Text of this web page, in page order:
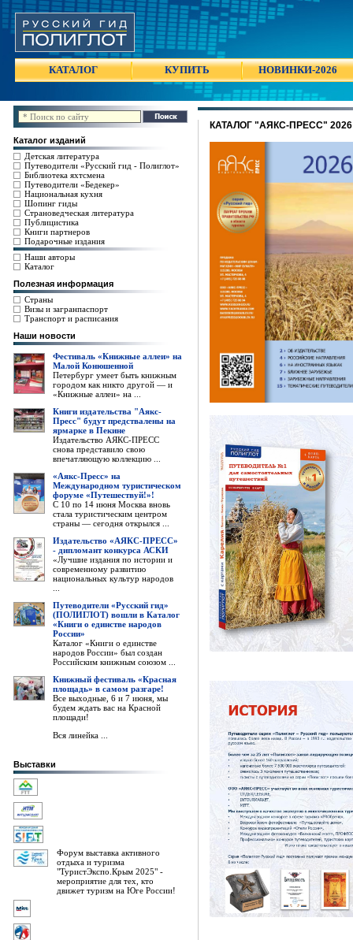
КАТАЛОГ КУПИТЬ НОВИНКИ-2026
Каталог изданий
Детская литература
Путеводители «Русский гид - Полиглот»
Библиотека яхтсмена
Путеводители «Бедекер»
Национальная кухня
Шопинг гиды
Страноведческая литература
Публицистика
Книги партнеров
Подарочные издания
Наши авторы
Каталог
Полезная информация
Страны
Визы и загранпаспорт
Транспорт и расписания
Наши новости
Фестиваль «Книжные аллеи» на
Малой Конюшенной
Петербург умеет быть книжным
городом как никто другой — и
«Книжные аллеи» на ...
Книги издательства "Аякс-
Пресс" будут предствалены на
ярмарке в Пекине
Издательство АЯКС-ПРЕСС
снова представило свою
впечатляющую коллекцию ...
«Аякс-Пресс» на
Международном туристическом
форуме «Путешествуй!»!
С 10 по 14 июня Москва вновь
стала туристическим центром
страны — сегодня открылся ...
Издательство «АЯКС-ПРЕСС»
- дипломант конкурса АСКИ
«Лучшие издания по истории и
современному развитию
национальных культур народов
Путеводители «Русский гид»
(ПОЛИГЛОТ) вошли в Каталог
«Книги о единстве народов
России»
Каталог «Книги о единстве
народов России» был создан
Российским книжным союзом ...
Книжный фестиваль «Красная
площадь» в самом разгаре!
Все выходные, 6 и 7 июня, мы
будем ждать вас на Красной
площади!
Вся линейка ...
Выставки
Форум выставка активного
отдыха и туризма
"ТуристЭкспо.Крым 2025" -
мероприятие для тех, кто
движет туризм на Юге России!
КАТАЛОГ "АЯКС-ПРЕСС" 2026